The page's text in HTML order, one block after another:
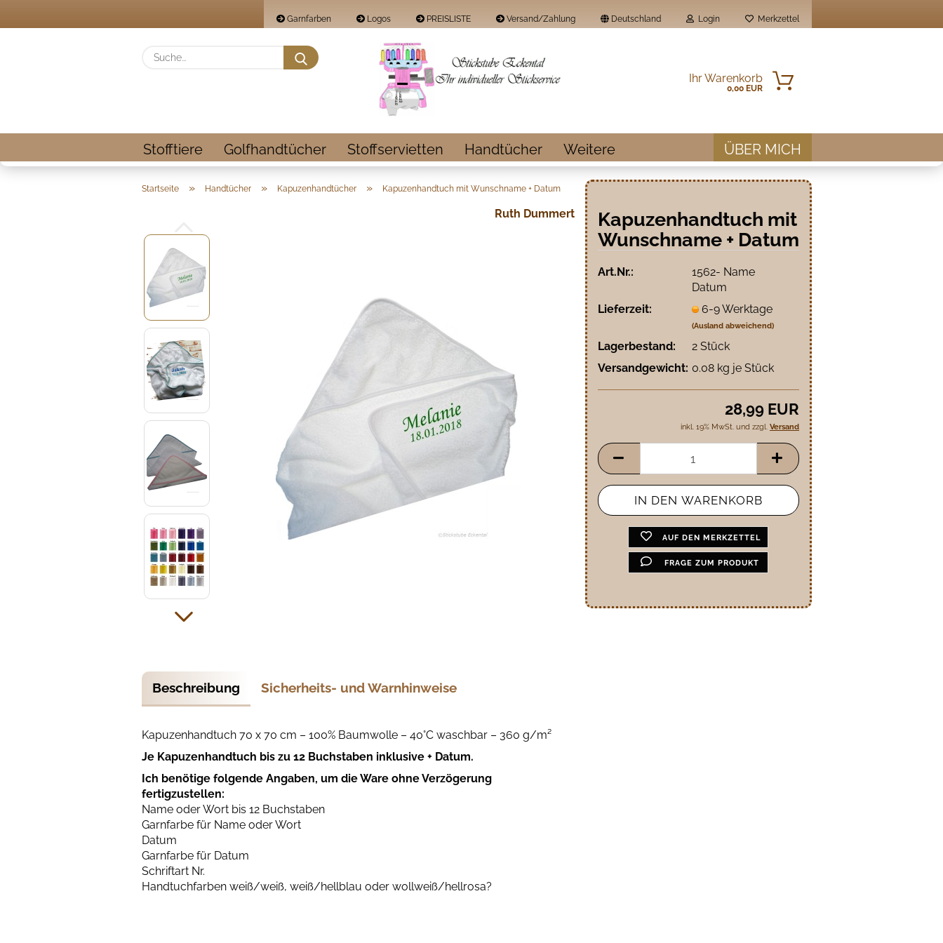
Garnfarben Logos PREISLISTE Versand/Zahlung Deutschland Login
Passwort
Konto erstellen
Passwort vergessen?
Merkzettel
Suche...
Ihr Warenkorb
0,00 EUR
Stofftiere Golfhandtücher Stoffservietten Handtücher ÜBER MICH
Weitere
Startseite » Handtücher » Kapuzenhandtücher » Kapuzenhandtuch mit Wunschname + Datum
Ruth Dummert
Kapuzenhandtuch mit
Wunschname + Datum
Art.Nr.:
1562- Name
Datum
Lieferzeit:
6-9 Werktage
(Ausland abweichend)
Lagerbestand: 2Stück
Versandgewicht: 0.08 kg je Stück
28,99 EUR
inkl. 19% MwSt. und zzgl. Versand
AUF DEN MERKZETTEL
FRAGE ZUM PRODUKT
Beschreibung Sicherheits- und Warnhinweise
Kapuzenhandtuch 70 x 70 cm – 100% Baumwolle – 40°C waschbar – 360 g/m²
Je Kapuzenhandtuch bis zu 12 Buchstaben inklusive + Datum.
Ich benötige folgende Angaben, um die Ware ohne Verzögerung
fertigzustellen:
Name oder Wort bis 12 Buchstaben
Garnfarbe für Name oder Wort
Datum
Garnfarbe für Datum
Schriftart Nr.
Handtuchfarben weiß/weiß, weiß/hellblau oder wollweiß/hellrosa?